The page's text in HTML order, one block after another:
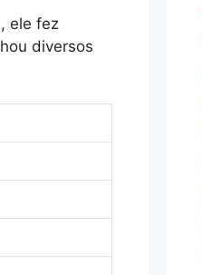
ele fez
diversos